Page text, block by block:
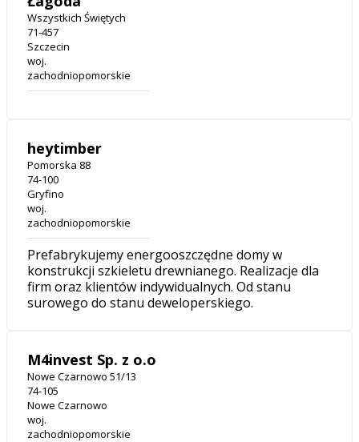
Wszystkich Świętych
71-457
Szczecin
woj.
zachodniopomorskie
heytimber
Pomorska 88
74-100
Gryfino
woj.
zachodniopomorskie
Prefabrykujemy energooszczędne domy w
konstrukcji szkieletu drewnianego. Realizacje dla
firm oraz klientów indywidualnych. Od stanu
surowego do stanu deweloperskiego.
M4invest Sp. z o.o
Nowe Czarnowo 51/13
74-105
Nowe Czarnowo
woj.
zachodniopomorskie